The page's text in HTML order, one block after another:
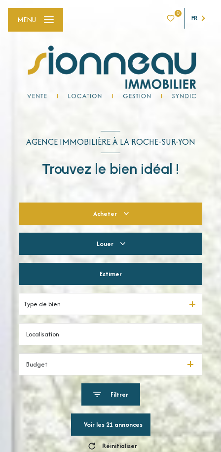
0
FR
MENU
AGENCE IMMOBILIÈRE À LA ROCHE-SUR-YON
Trouvez le bien idéal !
Acheter
Louer
Estimer
Type de bien
Budget
Filtrer
Voir les 21 annonces
Réinitialiser